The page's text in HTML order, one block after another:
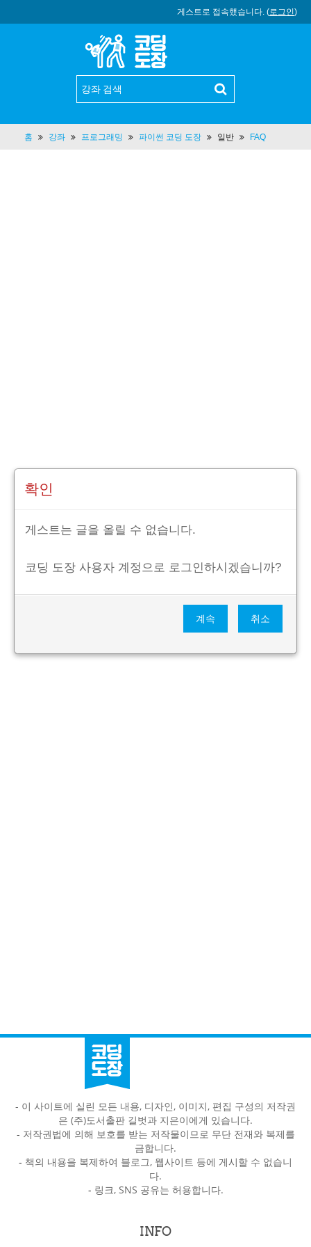
게스트로 접속했습니다. (로그인)
홈 강좌 프로그래밍 파이썬 코딩 도장 일반 FAQ
확인
게스트는 글을 올릴 수 없습니다.
코딩 도장 사용자 계정으로 로그인하시겠습니까?
- 이 사이트에 실린 모든 내용, 디자인, 이미지, 편집 구성의 저작권
은 (주)도서출판 길벗과 지은이에게 있습니다.
- 저작권법에 의해 보호를 받는 저작물이므로 무단 전재와 복제를
금합니다.
- 책의 내용을 복제하여 블로그, 웹사이트 등에 게시할 수 없습니
다.
- 링크, SNS 공유는 허용합니다.
INFO